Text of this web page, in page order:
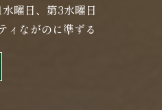
曜日、第3水曜日
ィながのに準ずる